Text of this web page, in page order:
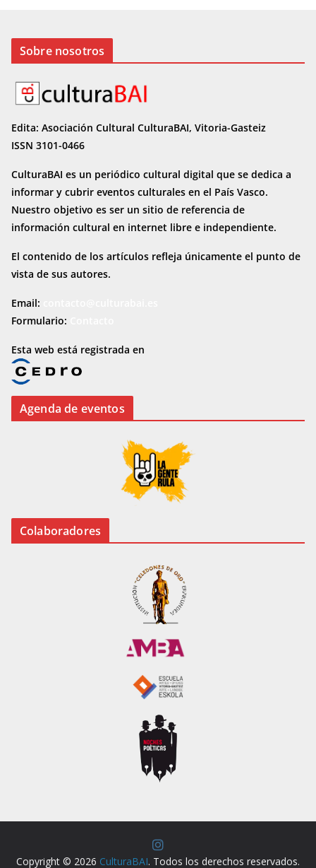
Sobre nosotros
Edita: Asociación Cultural CulturaBAI, Vitoria-Gasteiz
ISSN 3101-0466
CulturaBAI es un periódico cultural digital que se dedica a
informar y cubrir eventos culturales en el País Vasco.
Nuestro objetivo es ser un sitio de referencia de
información cultural en internet libre e independiente.
El contenido de los artículos refleja únicamente el punto de
vista de sus autores.
Email:
Formulario:
Esta web está registrada en
Agenda de eventos
Colaboradores
Copyright © 2026 CulturaBAI. Todos los derechos reservados.